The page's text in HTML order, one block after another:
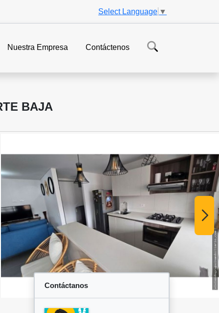
Select Language ▼
Nuestra Empresa Contáctenos
BAJA
Contáctanos